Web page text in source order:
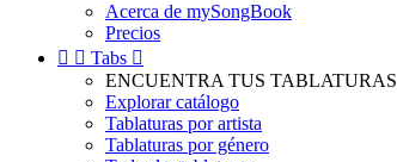
Acerca de mySongBook
Precios
  Tabs 
ENCUENTRA TUS TABLATURAS
Explorar catálogo
Tablaturas por artista
Tablaturas por género